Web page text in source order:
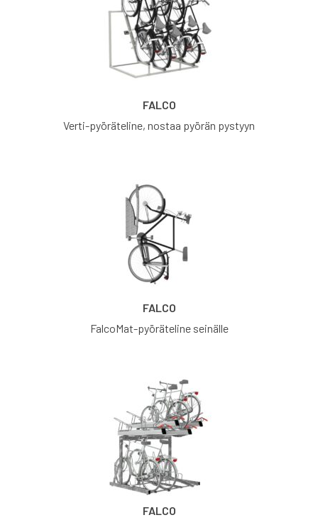
FALCO
Verti-pyöräteline, nostaa pyörän pystyyn
FALCO
FalcoMat-pyöräteline seinälle
FALCO